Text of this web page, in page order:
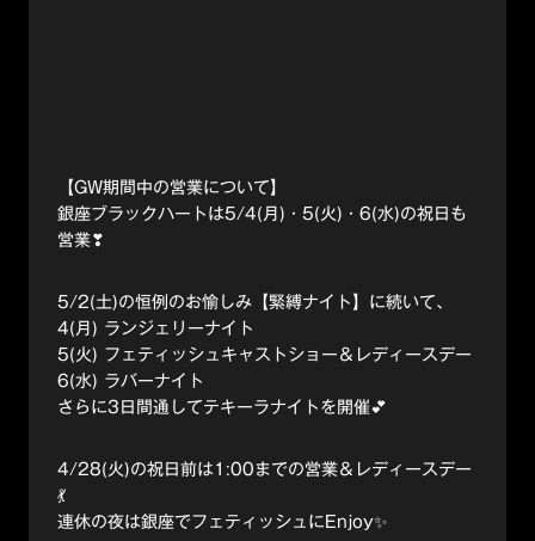
【GW期間中の営業について】
銀座ブラックハートは5/4(月)・5(火)・6(水)の祝日も
営業❣
5/2(土)の恒例のお愉しみ【緊縛ナイト】に続いて、
4(月) ランジェリーナイト
5(火) フェティッシュキャストショー＆レディースデー
6(水) ラバーナイト
さらに3日間通してテキーラナイトを開催💕
4/28(火)の祝日前は1:00までの営業＆レディースデー
💃
連休の夜は銀座でフェティッシュにEnjoy✨